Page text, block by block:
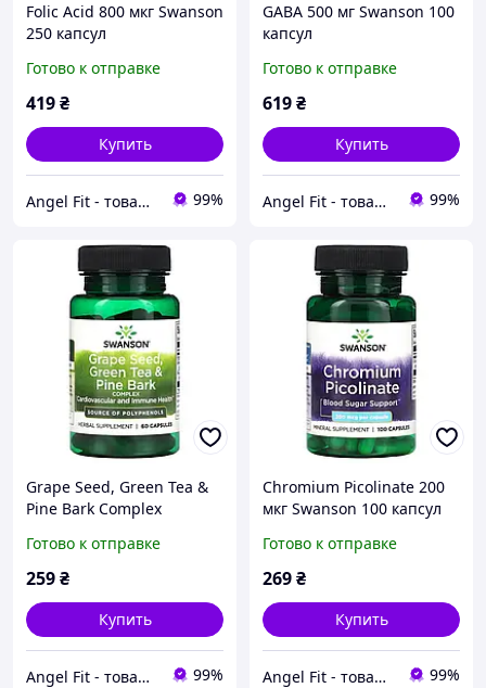
Folic Acid 800 мкг Swanson
250 капсул
Готово к отправке
419₴
Купить
Angel Fit - товари для здоров'я, спорту та активного життя 99%
GABA 500 мг Swanson 100
капсул
Готово к отправке
619₴
Купить
Angel Fit - товари для здоров'я, спорту та активного життя 99%
Grape Seed, Green Tea &
Pine Bark Complex
Готово к отправке
259₴
Купить
Angel Fit - товари для здоров'я, спорту та активного життя 99%
Chromium Picolinate 200
мкг Swanson 100 капсул
Готово к отправке
269₴
Купить
Angel Fit - товари для здоров'я, спорту та активного життя 99%